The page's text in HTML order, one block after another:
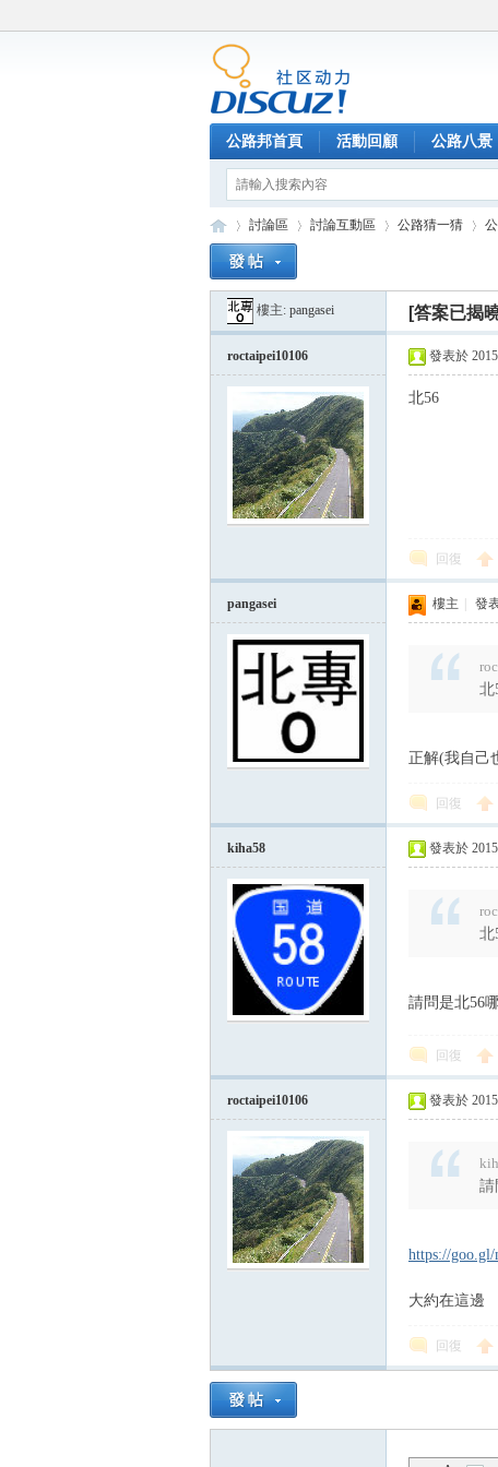
公路邦首頁 活動回顧 公路八景
討論區
›
討論互動區 公路猜一猜
›
樓主: pangasei [答案已揭
roctaipei10106 發表於
北56
回復
pangasei 樓主 發
北
正解(我自己
回復
kiha58 發表於
北
請問是北56
回復
roctaipei10106 發表於
請
https://goo.gl/
大約在這邊
回復